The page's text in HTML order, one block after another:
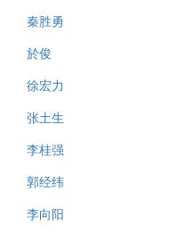
秦胜勇
於俊
徐宏力
张土生
李桂强
郭经纬
李向阳